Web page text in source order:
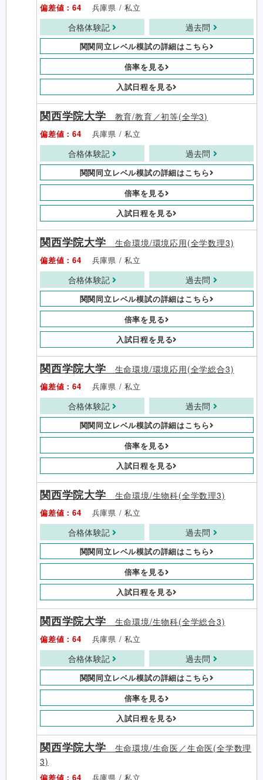
偏差値：64 兵庫県 / 私立
合格体験記 過去問
関関同立レベル模試の詳細はこちら
倍率を見る
入試日程を見る
関西学院大学 教育/教育／初等(全学3)
偏差値：64 兵庫県 / 私立
合格体験記 過去問
関関同立レベル模試の詳細はこちら
倍率を見る
入試日程を見る
関西学院大学 生命環境/環境応用(全学数理3)
偏差値：64 兵庫県 / 私立
合格体験記 過去問
関関同立レベル模試の詳細はこちら
倍率を見る
入試日程を見る
関西学院大学 生命環境/環境応用(全学総合3)
偏差値：64 兵庫県 / 私立
合格体験記 過去問
関関同立レベル模試の詳細はこちら
倍率を見る
入試日程を見る
関西学院大学 生命環境/生物科(全学数理3)
偏差値：64 兵庫県 / 私立
合格体験記 過去問
関関同立レベル模試の詳細はこちら
倍率を見る
入試日程を見る
関西学院大学 生命環境/生物科(全学総合3)
偏差値：64 兵庫県 / 私立
合格体験記 過去問
関関同立レベル模試の詳細はこちら
倍率を見る
入試日程を見る
関西学院大学 生命環境/生命医／生命医(全学数理
3)
偏差値：64 兵庫県 / 私立